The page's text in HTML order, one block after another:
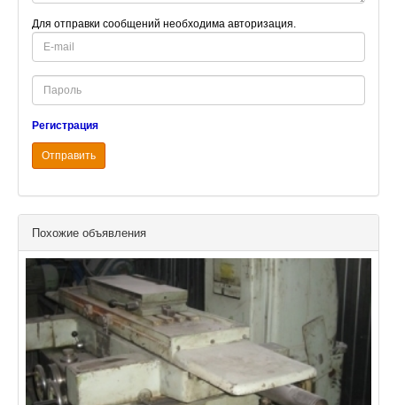
Для отправки сообщений необходима авторизация.
E-
mail
Password
Регистрация
Отправить
Похожие объявления